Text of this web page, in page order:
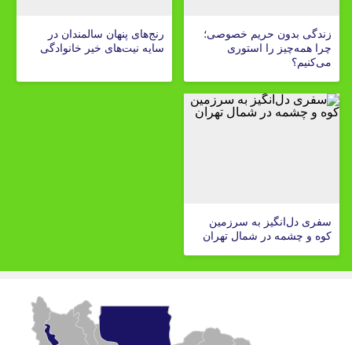
زندگی بدون حریم خصوصی؛
چرا همه‌چیز را استوری
می‌کنیم؟
رنج‌های پنهان سالمندان در
سایه نیت‌های خیر خانوادگی
سفری دل‌انگیز به سرزمین
کوه و چشمه در شمال تهران